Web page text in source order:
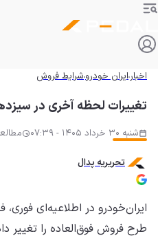
اخبارایران خودروشرایط فروش
تغییرات لحظه آخری در
شنبه 30 خرداد 1405 - 07:39
تحریریه پدال
ایران‌خودرو در اطلاعیه‌ای
طرح فروش فوق‌العاده را تغییر